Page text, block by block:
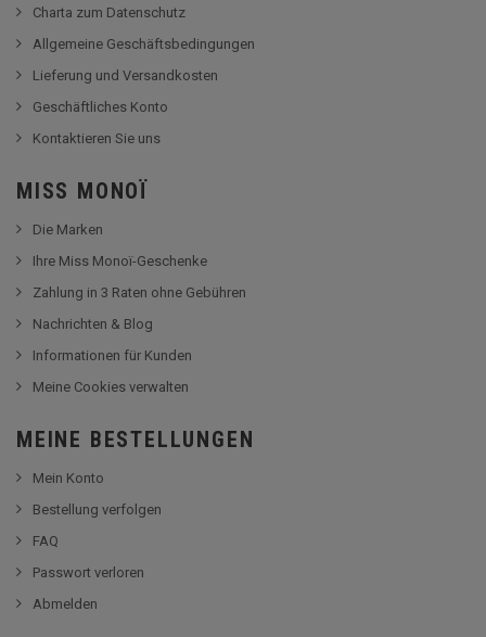
Charta zum Datenschutz
Allgemeine Geschäftsbedingungen
Lieferung und Versandkosten
Geschäftliches Konto
Kontaktieren Sie uns
MISS MONOÏ
Die Marken
Ihre Miss Monoï-Geschenke
Zahlung in 3 Raten ohne Gebühren
Nachrichten & Blog
Informationen für Kunden
Meine Cookies verwalten
MEINE BESTELLUNGEN
Mein Konto
Bestellung verfolgen
FAQ
Passwort verloren
Abmelden